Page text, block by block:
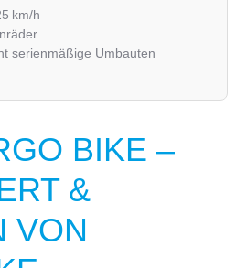
km/h
serienmäßige Umbauten
BIKE –
&
VON